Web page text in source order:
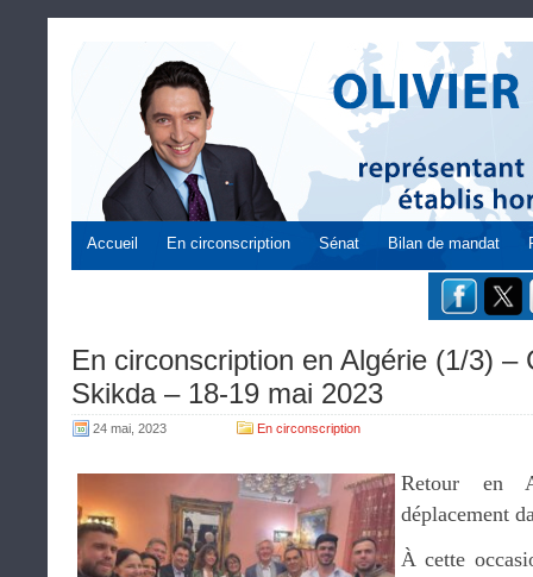
Accueil En circonscription Sénat Bilan de mandat
En circonscription en Algérie (1/3) –
Skikda – 18-19 mai 2023
24 mai, 2023 En circonscription
Retour en
déplacement
À cette